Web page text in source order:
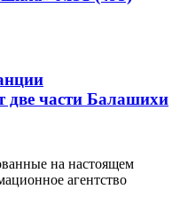
две части Балашихи
на настоящем
агентство